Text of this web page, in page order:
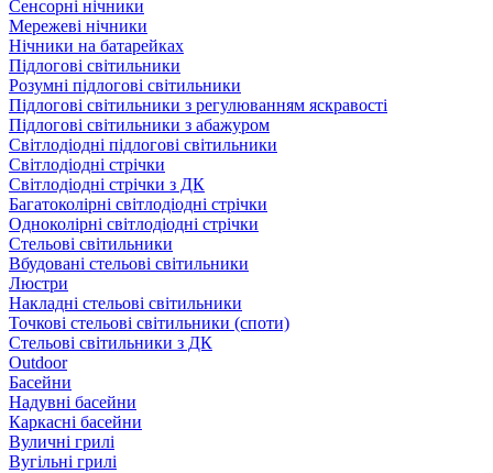
Сенсорні нічники
Мережеві нічники
Нічники на батарейках
Підлогові світильники
Розумні підлогові світильники
Підлогові світильники з регулюванням яскравості
Підлогові світильники з абажуром
Світлодіодні підлогові світильники
Світлодіодні стрічки
Світлодіодні стрічки з ДК
Багатоколірні світлодіодні стрічки
Одноколірні світлодіодні стрічки
Стельові світильники
Вбудовані стельові світильники
Люстри
Накладні стельові світильники
Точкові стельові світильники (споти)
Стельові світильники з ДК
Outdoor
Басейни
Надувні басейни
Каркасні басейни
Вуличні грилі
Вугільні грилі